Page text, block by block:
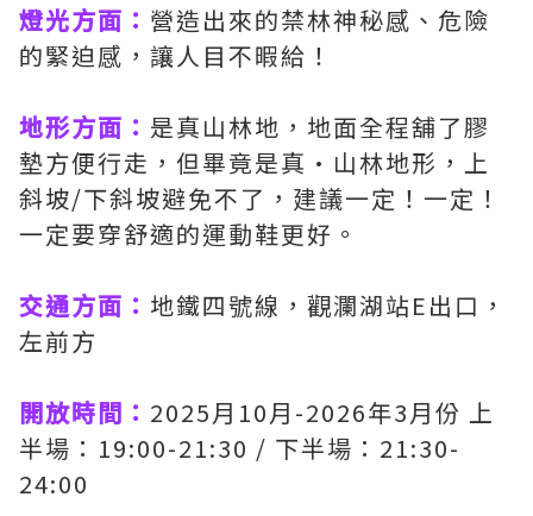
燈光方面： 營造出來的禁林神秘感、危險
的緊迫感，讓人目不暇給！
地形方面： 是真山林地，地面全程舖了膠
墊方便行走，但畢竟是真·山林地形，上
斜坡/下斜坡避免不了，建議一定！一定！
一定要穿舒適的運動鞋更好。
交通方面： 地鐵四號線，觀瀾湖站E出口，
左前方
開放時間： 2025月10月-2026年3月份 上
半場：19:00-21:30 / 下半場：21:30-
24:00